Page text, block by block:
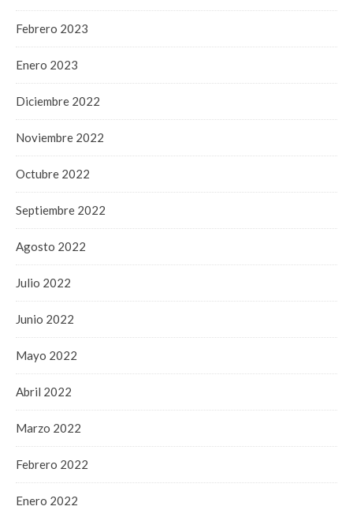
Febrero 2023
Enero 2023
Diciembre 2022
Noviembre 2022
Octubre 2022
Septiembre 2022
Agosto 2022
Julio 2022
Junio 2022
Mayo 2022
Abril 2022
Marzo 2022
Febrero 2022
Enero 2022